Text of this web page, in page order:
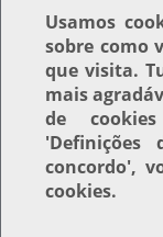
Usamos
sobre como
que visita.
mais
de
'Definições
concordo',
cookies.